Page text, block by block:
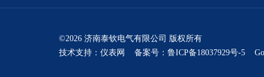
©2026 济南泰钦电气有限公司 版权所有
技术支持： 仪表网 备案号：鲁ICP备18037929号-5